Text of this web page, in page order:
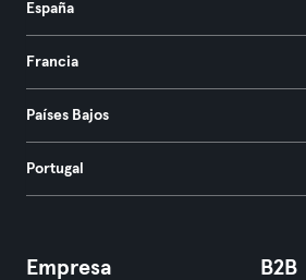
España
Francia
Países Bajos
Portugal
Empresa B2B